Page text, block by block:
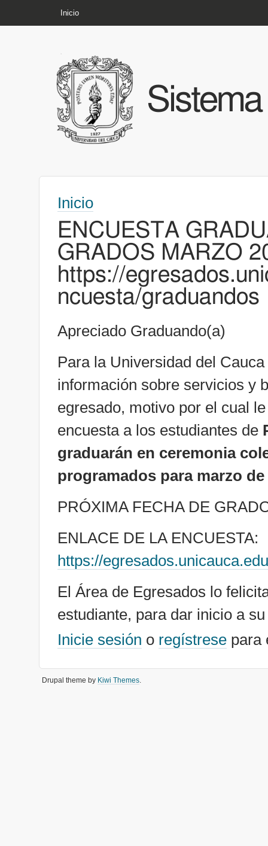
Inicio
Inicio
ENCUESTA
GRADOS MARZO
https://
ncuesta/graduandos
Apreciado Graduando(a)
Para la Universidad del
información sobre servicios y
egresado, motivo por el cual
encuesta a los estudiantes de
graduarán en ceremonia
programados para marzo de
PRÓXIMA FECHA DE
ENLACE DE LA ENCUESTA:
https://
El Área de Egresados lo
estudiante, para dar inicio a
Inicie sesión o regístrese para
Drupal theme by Kiwi Themes